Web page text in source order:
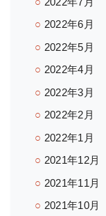
2022年6月
2022年5月
2022年4月
2022年3月
2022年2月
2022年1月
2021年12月
2021年11月
2021年10月